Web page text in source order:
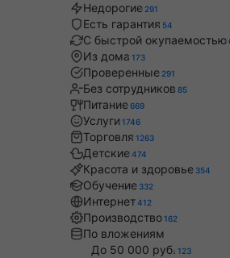
Недорогие 291
Есть гарантия 54
С быстрой окупаемостью
Из дома 173
Проверенные 291
Без сотрудников 85
Питание669
Услуги 1746
Торговля 1263
Детские474
Красота и здоровье 354
Обучение 332
Интернет412
Производство162
По вложениям
До 50 000 руб. 123